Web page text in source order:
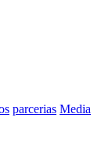
parcerias Media